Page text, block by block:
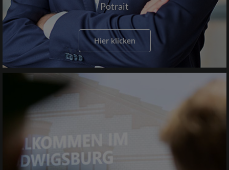
Potrait
Hier klicken